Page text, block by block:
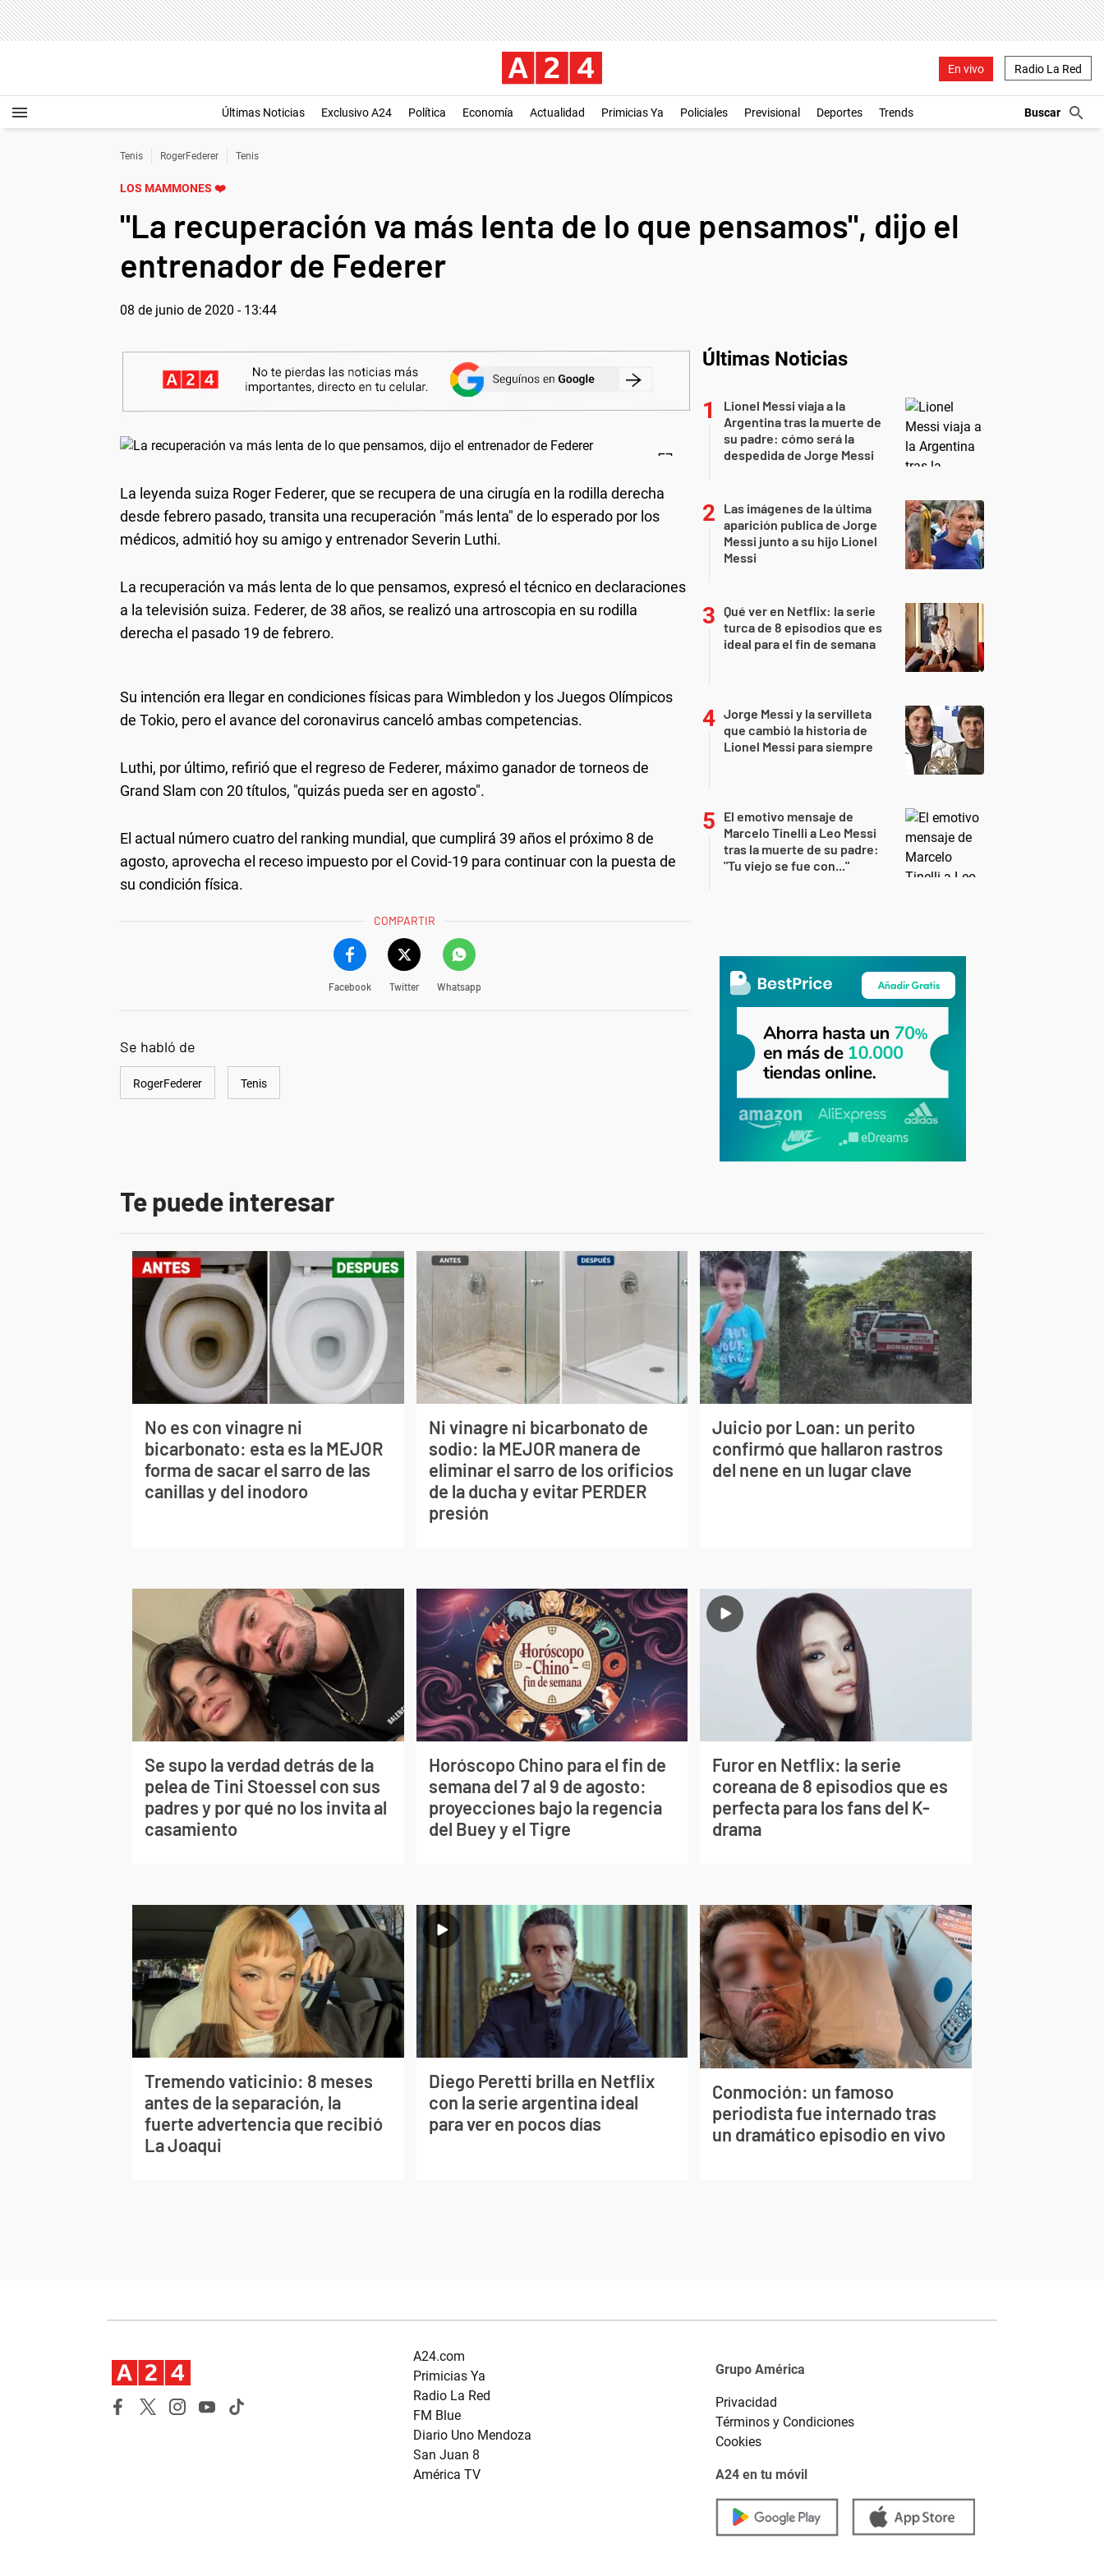
En vivo Radio La Red
Últimas Noticias Exclusivo A24 Política Economía Actualidad Primicias Ya Policiales Previsional Deportes Trends
Tenis RogerFederer Tenis
LOS MAMMONES ❤️
"La recuperación va más lenta de lo que pensamos", dijo el
entrenador de Federer
08 de junio de 2020 - 13:44
La leyenda suiza Roger Federer, que se recupera de una cirugía en la rodilla derecha
desde febrero pasado, transita una recuperación "más lenta" de lo esperado por los
médicos, admitió hoy su amigo y entrenador Severin Luthi.
La recuperación va más lenta de lo que pensamos, expresó el técnico en declaraciones
a la televisión suiza. Federer, de 38 años, se realizó una artroscopia en su rodilla
derecha el pasado 19 de febrero.
Su intención era llegar en condiciones físicas para Wimbledon y los Juegos Olímpicos
de Tokio, pero el avance del coronavirus canceló ambas competencias.
Luthi, por último, refirió que el regreso de Federer, máximo ganador de torneos de
Grand Slam con 20 títulos, "quizás pueda ser en agosto".
El actual número cuatro del ranking mundial, que cumplirá 39 años el próximo 8 de
agosto, aprovecha el receso impuesto por el Covid-19 para continuar con la puesta de
su condición física.
COMPARTIR
Facebook Twitter Whatsapp
Se habló de
RogerFederer Tenis
Últimas Noticias
Lionel Messi viaja a la
Argentina tras la muerte de
su padre: cómo será la
despedida de Jorge Messi
Las imágenes de la última
aparición publica de Jorge
Messi junto a su hijo Lionel
Messi
Qué ver en Netflix: la serie
turca de 8 episodios que es
ideal para el fin de semana
Jorge Messi y la servilleta
que cambió la historia de
Lionel Messi para siempre
El emotivo mensaje de
Marcelo Tinelli a Leo Messi
tras la muerte de su padre:
"Tu viejo se fue con..."
Te puede interesar
No es con vinagre ni
bicarbonato: esta es la MEJOR
forma de sacar el sarro de las
canillas y del inodoro
Ni vinagre ni bicarbonato de
sodio: la MEJOR manera de
eliminar el sarro de los orificios
de la ducha y evitar PERDER
presión
Juicio por Loan: un perito
confirmó que hallaron rastros
del nene en un lugar clave
Se supo la verdad detrás de la
pelea de Tini Stoessel con sus
padres y por qué no los invita al
casamiento
Horóscopo Chino para el fin de
semana del 7 al 9 de agosto:
proyecciones bajo la regencia
del Buey y el Tigre
Furor en Netflix: la serie
coreana de 8 episodios que es
perfecta para los fans del K-
drama
Tremendo vaticinio: 8 meses
antes de la separación, la
fuerte advertencia que recibió
La Joaqui
Diego Peretti brilla en Netflix
con la serie argentina ideal
para ver en pocos días
Conmoción: un famoso
periodista fue internado tras
un dramático episodio en vivo
A24.com
Primicias Ya
Radio La Red
FM Blue
Diario Uno Mendoza
San Juan 8
América TV
Grupo América
Privacidad
Términos y Condiciones
Cookies
A24 en tu móvil